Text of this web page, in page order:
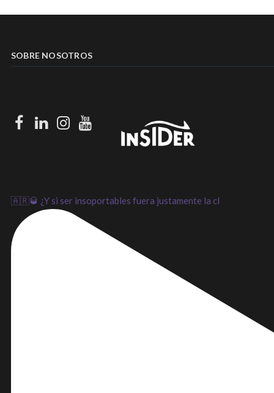
SOBRE NOSOTROS
Facebook
LinkedIn
Instagram
Youtube
🇦🇷🥃 ¿Y si ser insoportables fuera justamente la cl